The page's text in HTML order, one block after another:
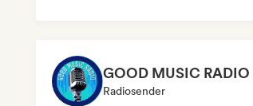
GOOD MUSIC RADIO
Radiosender